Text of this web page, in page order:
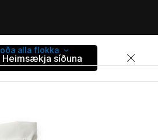
alla flokka
Heimsækja síðuna